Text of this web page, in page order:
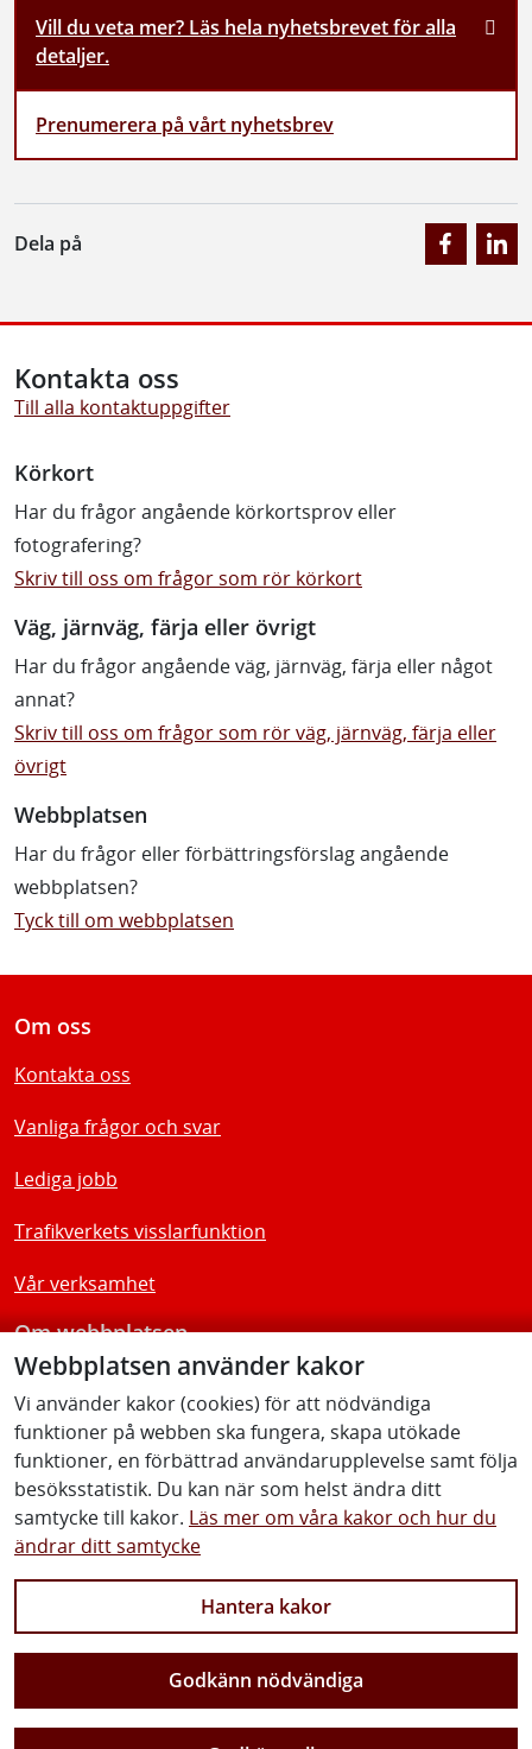
Vill du veta mer? Läs hela nyhetsbrevet för alla
detaljer.
Prenumerera på vårt nyhetsbrev
Dela på
Webbplatsen använder kakor
Vi använder kakor (cookies) för att nödvändiga
funktioner på webben ska fungera, skapa utökade
funktioner, en förbättrad användarupplevelse samt följa
besöksstatistik. Du kan när som helst ändra ditt
samtycke till kakor. Läs mer om våra kakor och hur du
ändrar ditt samtycke
Hantera kakor
Godkänn nödvändiga
Kontakta oss
Till alla kontaktuppgifter
Körkort
Har du frågor angående körkortsprov eller
fotografering?
Skriv till oss om frågor som rör körkort
Väg, järnväg, färja eller övrigt
Har du frågor angående väg, järnväg, färja eller något
annat?
Skriv till oss om frågor som rör väg, järnväg, färja eller
övrigt
Webbplatsen
Har du frågor eller förbättringsförslag angående
webbplatsen?
Tyck till om webbplatsen
Vi gör Sverige närmare
Om oss
Kontakta oss
Vanliga frågor och svar
Lediga jobb
Trafikverkets visslarfunktion
Vår verksamhet
Om webbplatsen
Tillgänglighetsredogörelse
Följ oss
Facebook Youtube